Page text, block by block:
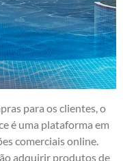
para os clientes, o
é uma plataforma em
comerciais online.
adquirir produtos de